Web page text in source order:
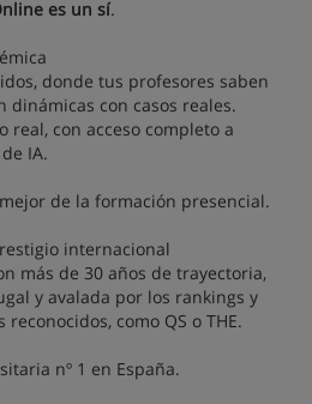
es un sí.
donde tus profesores saben
dinámicas con casos reales.
real, con acceso completo a
IA.
de la formación presencial.
internacional
más de 30 años de trayectoria,
y avalada por los rankings y
como QS o THE.
nº 1 en España.